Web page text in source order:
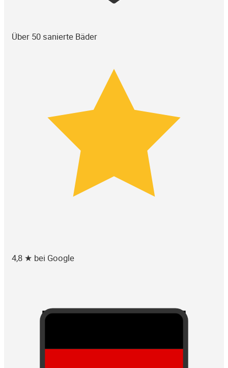
Über 50 sanierte Bäder
4,8 ★ bei Google